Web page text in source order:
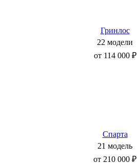
Гринлос
22 модели
от 114 000 ₽
Спарта
21 модель
от 210 000 ₽